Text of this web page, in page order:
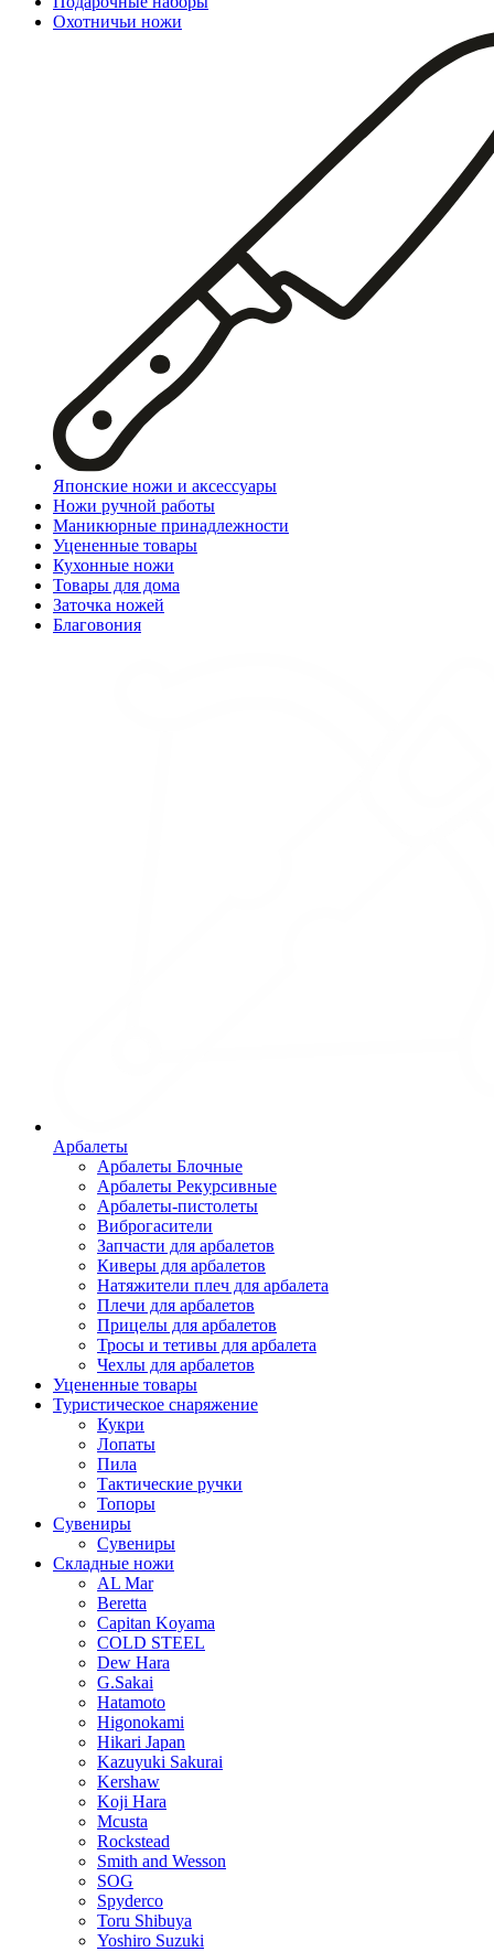
Охотничьи ножи
Японские ножи и аксессуары
Ножи ручной работы
Маникюрные принадлежности
Уцененные товары
Кухонные ножи
Товары для дома
Заточка ножей
Благовония
Арбалеты
Арбалеты Блочные
Арбалеты Рекурсивные
Арбалеты-пистолеты
Виброгасители
Запчасти для арбалетов
Киверы для арбалетов
Натяжители плеч для арбалета
Плечи для арбалетов
Прицелы для арбалетов
Тросы и тетивы для арбалета
Чехлы для арбалетов
Уцененные товары
Туристическое снаряжение
Кукри
Лопаты
Пила
Тактические ручки
Топоры
Сувениры
Сувениры
Складные ножи
AL Mar
Beretta
Capitan Koyama
COLD STEEL
Dew Hara
G.Sakai
Hatamoto
Higonokami
Hikari Japan
Kazuyuki Sakurai
Kershaw
Koji Hara
Mcusta
Rockstead
Smith and Wesson
SOG
Spyderco
Toru Shibuya
Yoshiro Suzuki